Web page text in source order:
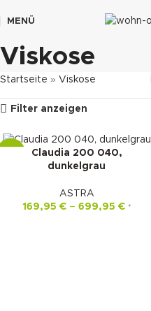
MENÜ
Viskose
Startseite » Viskose
Filter anzeigen
Claudia 200 040,
dunkelgrau
ASTRA
169,95 €– 699,95 € *